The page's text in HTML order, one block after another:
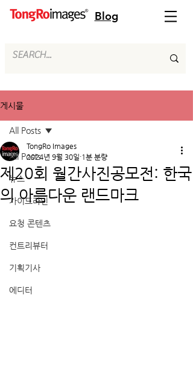
Blog
게시물
All Posts
뉴스
가이드라인
요청 콘텐츠
컨트리뷰터
기획기사
에디터
All Posts
제20회 월간사진공모전: 한국
의 아름다운 랜드마크
TongRo Images
2024년 9월 30일 1분 분량